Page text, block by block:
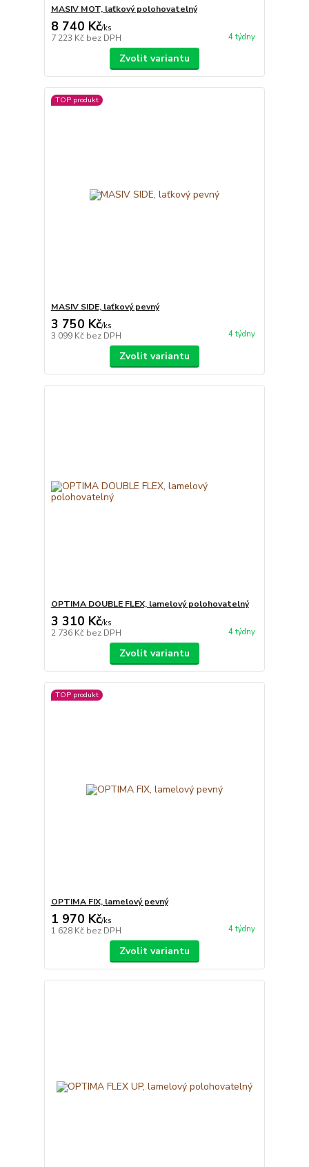
MASIV MOT, laťkový polohovatelný
8 740 Kč/ks
7 223 Kč bez DPH 4 týdny
Zvolit variantu
TOP produkt
MASIV SIDE, laťkový pevný
3 750 Kč/ks
3 099 Kč bez DPH 4 týdny
Zvolit variantu
OPTIMA DOUBLE FLEX, lamelový polohovatelný
3 310 Kč/ks
2 736 Kč bez DPH 4 týdny
Zvolit variantu
TOP produkt
OPTIMA FIX, lamelový pevný
1 970 Kč/ks
1 628 Kč bez DPH 4 týdny
Zvolit variantu